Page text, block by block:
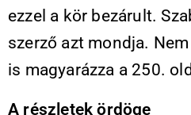
ezzel a kör bezárult.
szerző azt mondja.
is magyarázza a 250.
A részletek ördöge